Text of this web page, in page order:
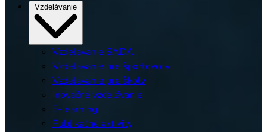
Vzdelávanie
Vzdelávanie SADA
Vzdelávanie pre športovcov
Vzdelávanie pre školy
Inovačné vzdelávanie
E-learning
Publikačné aktivity